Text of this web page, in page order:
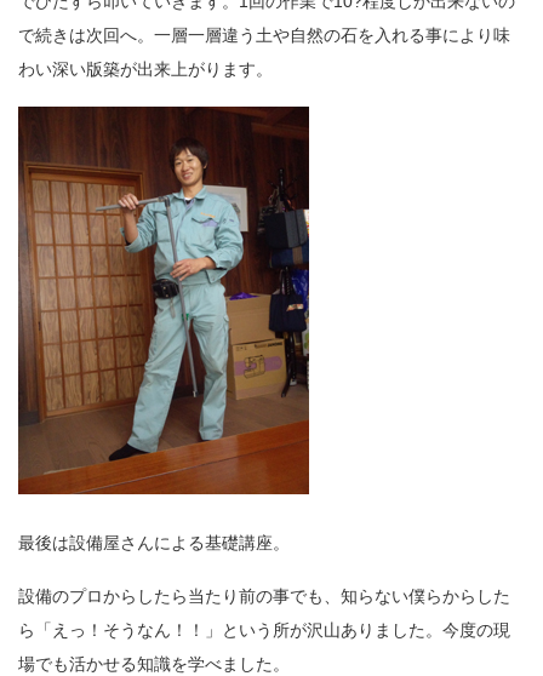
で続きは次回へ。一層一層違う土や自然の石を入れる事により味
わい深い版築が出来上がります。
最後は設備屋さんによる基礎講座。
設備のプロからしたら当たり前の事でも、知らない僕らからした
ら「えっ！そうなん！！」という所が沢山ありました。今度の現
場でも活かせる知識を学べました。